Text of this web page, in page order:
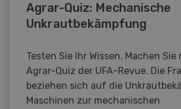
Agrar-Quiz: Mechanische
Unkrautbekämpfung
Testen Sie Ihr Wissen. Machen Sie
Agrar-Quiz der UFA-Revue. Die
beziehen sich auf die
Maschinen zur mechanischen